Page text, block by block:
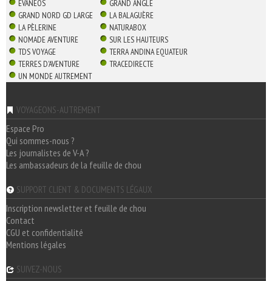
EVANEOS
GRAND ANGLE
GRAND NORD GD LARGE
LA BALAGUÈRE
LA PÈLERINE
NATURABOX
NOMADE AVENTURE
SUR LES HAUTEURS
TDS VOYAGE
TERRA ANDINA EQUATEUR
TERRES D'AVENTURE
TRACEDIRECTE
UN MONDE AUTREMENT
VOYAGEONS-AUTREMENT
Espace Pro
Qui sommes-nous ?
Les journalistes de V-A ?
Les ambassadeurs de la feuille de chou
SUPPORT CLIENT & DOCUMENTS LÉGAUX
Inscription newsletter et feuille de chou
Contact
CGU et confidentialité
Mentions légales
SUIVEZ-NOUS